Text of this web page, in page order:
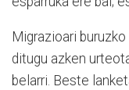
Migrazioari
ditugu azken
belarri. Beste